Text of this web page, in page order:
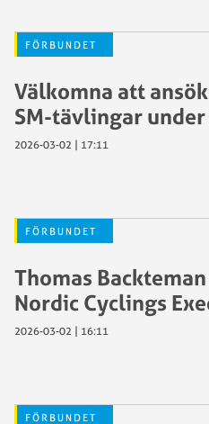
FÖRBUNDET
Välkomna att
SM-tävlingar
2026-03-02 | 17:11
FÖRBUNDET
Thomas
Nordic Cyclings
2026-03-02 | 16:11
FÖRBUNDET